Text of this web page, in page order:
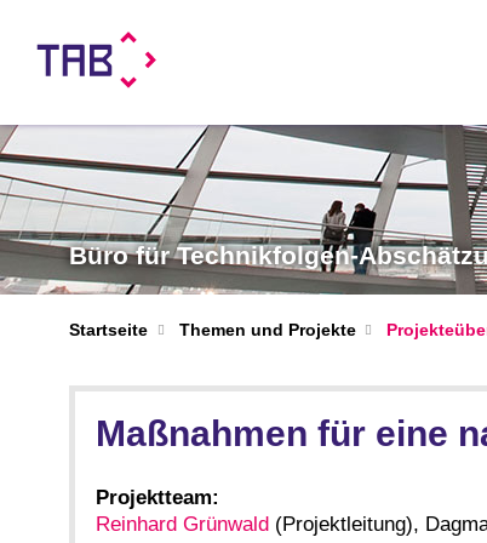
Büro für Technikfolgen-
Startseite Themen und Projekte
Maßnahmen für eine
Projektteam:
Reinhard Grünwald (Projektleitung),